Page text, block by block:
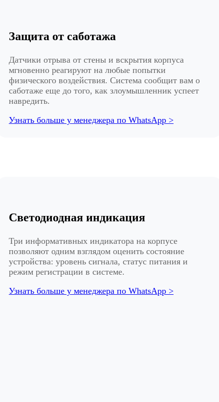
Защита от саботажа
Датчики отрыва от стены и вскрытия корпуса
мгновенно реагируют на любые попытки
физического воздействия. Система сообщит вам о
саботаже еще до того, как злоумышленник успеет
навредить.
Узнать больше у менеджера по WhatsApp >
Светодиодная индикация
Три информативных индикатора на корпусе
позволяют одним взглядом оценить состояние
устройства: уровень сигнала, статус питания и
режим регистрации в системе.
Узнать больше у менеджера по WhatsApp >